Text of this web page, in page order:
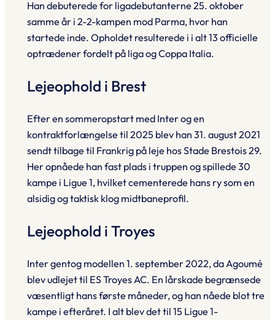
Han debuterede for ligadebutanterne 25. oktober
samme år i 2-2-kampen mod Parma, hvor han
startede inde. Opholdet resulterede i i alt 13 officielle
optrædener fordelt på liga og Coppa Italia.
Lejeophold i Brest
Efter en sommeropstart med Inter og en
kontraktforlængelse til 2025 blev han 31. august 2021
sendt tilbage til Frankrig på leje hos Stade Brestois 29.
Her opnåede han fast plads i truppen og spillede 30
kampe i Ligue 1, hvilket cementerede hans ry som en
alsidig og taktisk klog midtbaneprofil.
Lejeophold i Troyes
Inter gentog modellen 1. september 2022, da Agoumé
blev udlejet til ES Troyes AC. En lårskade begrænsede
væsentligt hans første måneder, og han nåede blot tre
kampe i efteråret. I alt blev det til 15 Ligue 1-